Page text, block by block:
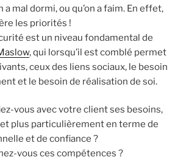
a mal dormi, ou qu’on a faim. En effet,
les priorités !
est un niveau fondamental de
, qui lorsqu’il est comblé permet
ceux des liens sociaux, le besoin
et le besoin de réalisation de soi.
vous avec votre client ses besoins,
plus particulièrement en terme de
et de confiance ?
vous ces compétences ?